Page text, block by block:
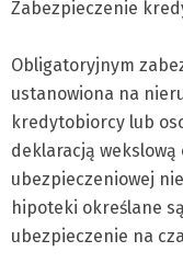
Zabezpieczenie
Obligatoryjnym
ustanowiona na
kredytobiorcy lub
deklaracją wekslową
ubezpieczeniowej
hipoteki określane
ubezpieczenie na